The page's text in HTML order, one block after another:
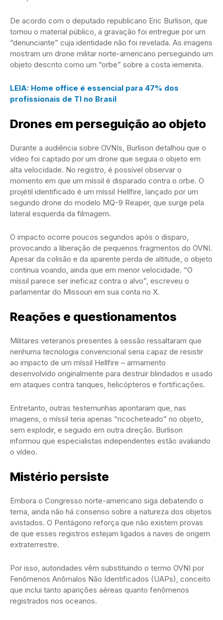
De acordo com o deputado republicano Eric Burlison, que
tornou o material público, a gravação foi entregue por um
“denunciante” cuja identidade não foi revelada. As imagens
mostram um drone militar norte-americano perseguindo um
objeto descrito como um “orbe” sobre a costa iemenita.
LEIA: Home office é essencial para 47% dos
profissionais de TI no Brasil
Drones em perseguição ao objeto
Durante a audiência sobre OVNIs, Burlison detalhou que o
vídeo foi captado por um drone que seguia o objeto em
alta velocidade. No registro, é possível observar o
momento em que um míssil é disparado contra o orbe. O
projétil identificado é um míssil Hellfire, lançado por um
segundo drone do modelo MQ-9 Reaper, que surge pela
lateral esquerda da filmagem.
O impacto ocorre poucos segundos após o disparo,
provocando a liberação de pequenos fragmentos do OVNI.
Apesar da colisão e da aparente perda de altitude, o objeto
continua voando, ainda que em menor velocidade. “O
míssil parece ser ineficaz contra o alvo”, escreveu o
parlamentar do Missouri em sua conta no X.
Reações e questionamentos
Militares veteranos presentes à sessão ressaltaram que
nenhuma tecnologia convencional seria capaz de resistir
ao impacto de um míssil Hellfire – armamento
desenvolvido originalmente para destruir blindados e usado
em ataques contra tanques, helicópteros e fortificações.
Entretanto, outras testemunhas apontaram que, nas
imagens, o míssil teria apenas “ricocheteado” no objeto,
sem explodir, e seguido em outra direção. Burlison
informou que especialistas independentes estão avaliando
o vídeo.
Mistério persiste
Embora o Congresso norte-americano siga debatendo o
tema, ainda não há consenso sobre a natureza dos objetos
avistados. O Pentágono reforça que não existem provas
de que esses registros estejam ligados a naves de origem
extraterrestre.
Por isso, autoridades vêm substituindo o termo OVNI por
Fenômenos Anômalos Não Identificados (UAPs), conceito
que inclui tanto aparições aéreas quanto fenômenos
registrados nos oceanos.